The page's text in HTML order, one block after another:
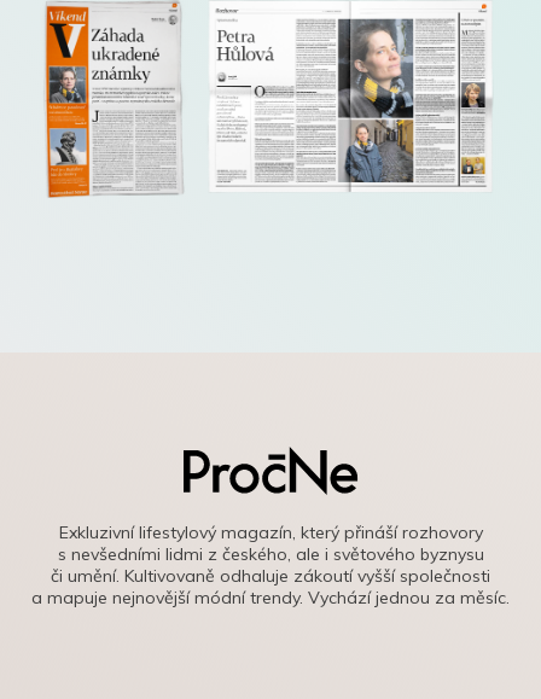
Exkluzivní lifestylový magazín, který přináší rozhovory
s nevšedními lidmi z českého, ale i světového byznysu
či umění. Kultivovaně odhaluje zákoutí vyšší společnosti
a mapuje nejnovější módní trendy. Vychází jednou za měsíc.